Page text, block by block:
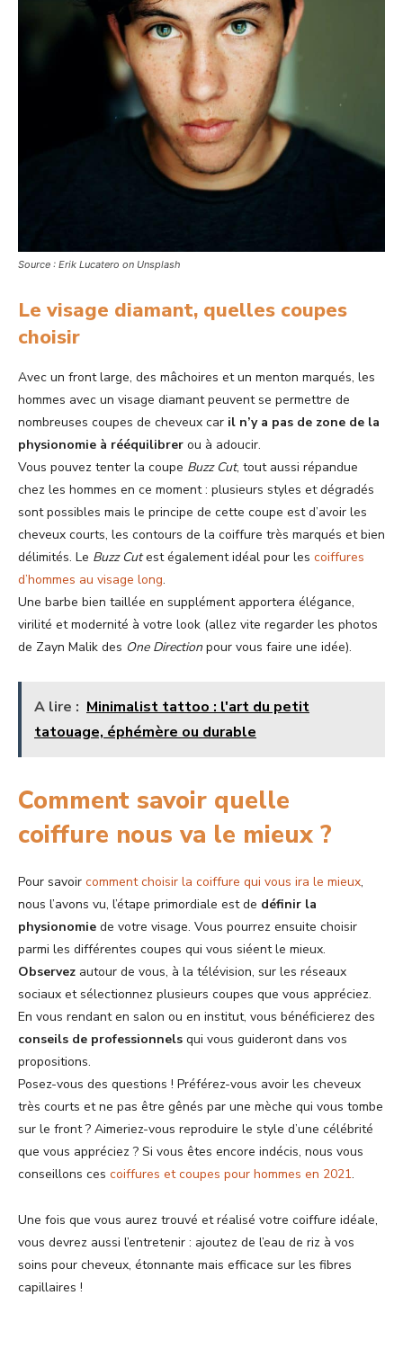
Source : Erik Lucatero on Unsplash
Le visage diamant, quelles coupes
choisir
Avec un front large, des mâchoires et un menton marqués, les
hommes avec un visage diamant peuvent se permettre de
nombreuses coupes de cheveux car il n’y a pas de zone de la
physionomie à rééquilibrer ou à adoucir.
Vous pouvez tenter la coupe Buzz Cut, tout aussi répandue
chez les hommes en ce moment : plusieurs styles et dégradés
sont possibles mais le principe de cette coupe est d’avoir les
cheveux courts, les contours de la coiffure très marqués et bien
délimités. Le Buzz Cutest également idéal pour les coiffures
d’hommes au visage long.
Une barbe bien taillée en supplément apportera élégance,
virilité et modernité à votre look (allez vite regarder les photos
de Zayn Malik des One Directionpour vous faire une idée).
A lire : Minimalist tattoo : l'art du petit
tatouage, éphémère ou durable
Comment savoir quelle
coiffure nous va le mieux ?
Pour savoir comment choisir la coiffure qui vous ira le mieux,
nous l’avons vu, l’étape primordiale est de définir la
physionomie de votre visage. Vous pourrez ensuite choisir
parmi les différentes coupes qui vous siéent le mieux.
Observez autour de vous, à la télévision, sur les réseaux
sociaux et sélectionnez plusieurs coupes que vous appréciez.
En vous rendant en salon ou en institut, vous bénéficierez des
conseils de professionnels qui vous guideront dans vos
propositions.
Posez-vous des questions ! Préférez-vous avoir les cheveux
très courts et ne pas être gênés par une mèche qui vous tombe
sur le front ? Aimeriez-vous reproduire le style d’une célébrité
que vous appréciez ? Si vous êtes encore indécis, nous vous
conseillons ces coiffures et coupes pour hommes en 2021.
Une fois que vous aurez trouvé et réalisé votre coiffure idéale,
vous devrez aussi l’entretenir : ajoutez de l’eau de riz à vos
soins pour cheveux, étonnante mais efficace sur les fibres
capillaires !